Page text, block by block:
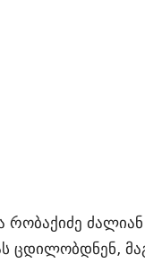
ძალიან
ცდილობდნენ,